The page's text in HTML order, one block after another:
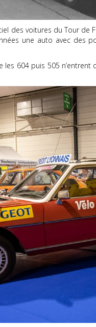
des voitures du Tour
une auto avec des
604 puis 505